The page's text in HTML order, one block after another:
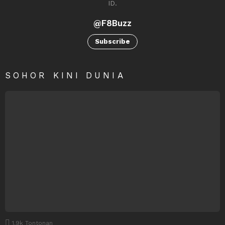
ID.
@F8Buzz
Subscribe
SOHOR KINI DUNIA
1.9k Tontonan